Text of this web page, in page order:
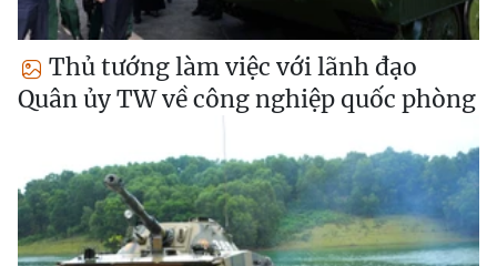
Thủ tướng làm việc với lãnh đạo
Quân ủy TW về công nghiệp quốc phòng